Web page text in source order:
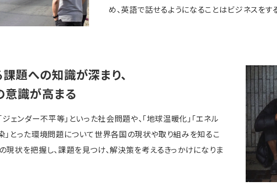
め、英語で話せるようになることはビジネスをす
題への知識が深まり、
識が高まる
ジェンダー不平等」といった社会問題や、「地球温暖化」「エネル
」とった環境問題について世界各国の現状や取り組みを知るこ
現状を把握し、課題を見つけ、解決策を考えるきっかけになりま